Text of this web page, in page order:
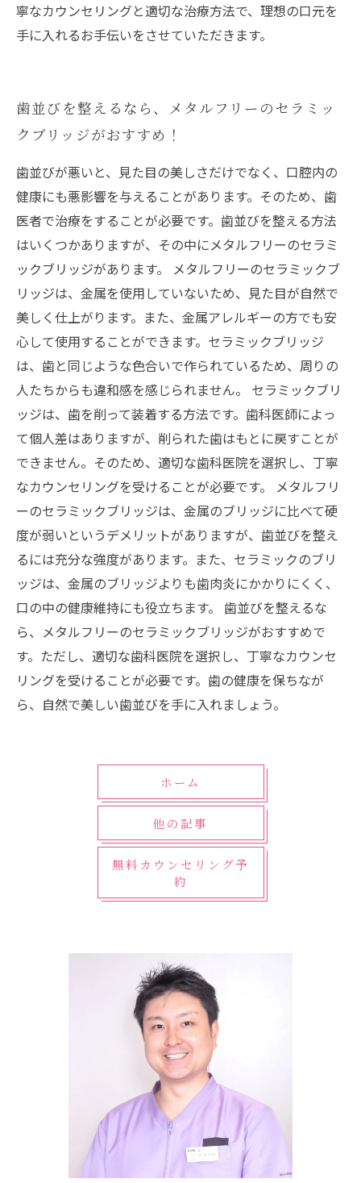
寧なカウンセリングと適切な治療方法で、理想の口元を
手に入れるお手伝いをさせていただきます。
歯並びを整えるなら、メタルフリーのセラミッ
クブリッジがおすすめ！
歯並びが悪いと、見た目の美しさだけでなく、口腔内の
健康にも悪影響を与えることがあります。そのため、歯
医者で治療をすることが必要です。歯並びを整える方法
はいくつかありますが、その中にメタルフリーのセラミ
ックブリッジがあります。 メタルフリーのセラミックブ
リッジは、金属を使用していないため、見た目が自然で
美しく仕上がります。また、金属アレルギーの方でも安
心して使用することができます。セラミックブリッジ
は、歯と同じような色合いで作られているため、周りの
人たちからも違和感を感じられません。 セラミックブリ
ッジは、歯を削って装着する方法です。歯科医師によっ
て個人差はありますが、削られた歯はもとに戻すことが
できません。そのため、適切な歯科医院を選択し、丁寧
なカウンセリングを受けることが必要です。 メタルフリ
ーのセラミックブリッジは、金属のブリッジに比べて硬
度が弱いというデメリットがありますが、歯並びを整え
るには充分な強度があります。また、セラミックのブリ
ッジは、金属のブリッジよりも歯肉炎にかかりにくく、
口の中の健康維持にも役立ちます。 歯並びを整えるな
ら、メタルフリーのセラミックブリッジがおすすめで
す。ただし、適切な歯科医院を選択し、丁寧なカウンセ
リングを受けることが必要です。歯の健康を保ちなが
ら、自然で美しい歯並びを手に入れましょう。
ホーム
他の記事
無料カウンセリング予
約